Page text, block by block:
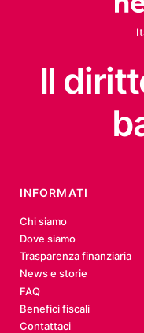
Il
INFORMATI
Chi siamo
Dove siamo
Trasparenza finanziaria
News e storie
FAQ
Benefici fiscali
Contattaci